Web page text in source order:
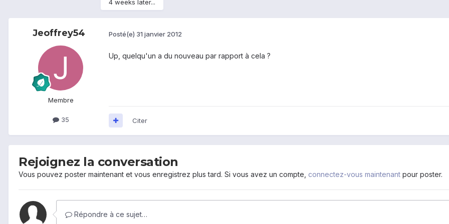
4 weeks later...
Jeoffrey54
Membre
35
Posté(e) 31 janvier 2012
Up, quelqu'un a du nouveau par rapport à cela ?
Citer
Rejoignez la conversation
Vous pouvez poster maintenant et vous enregistrez plus tard. Si vous avez un compte, connectez-vous maintenant pour poster.
Répondre à ce sujet…